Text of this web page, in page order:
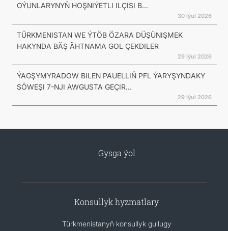
OÝUNLARYNYŇ HOŞNIÝETLI ILÇISI B...
30 Iýul 2026
TÜRKMENISTAN WE ÝTÖB ÖZARA DÜŞÜNIŞMEK
HAKYNDA BÄŞ ÄHTNAMA GOL ÇEKDILER
29 Iýul 2026
ÝAGŞYMYRADOW BILEN PAUELLIŇ PFL ÝARYŞYNDAKY
SÖWEŞI 7-NJI AWGUSTA GEÇIR...
29 Iýul 2026
Gysga ýol
Konsullyk hyzmatlary
Türkmenistanyň konsullyk gullugy